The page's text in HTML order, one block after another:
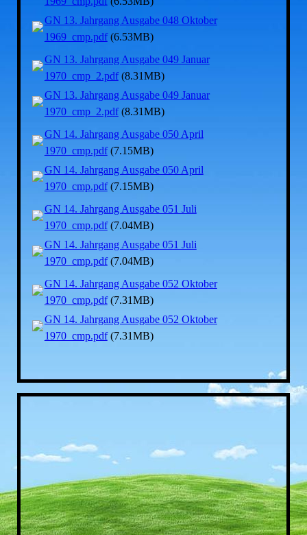
GN 13. Jahrgang Ausgabe 048 Oktober
1969_cmp.pdf(6.53MB)
GN 13. Jahrgang Ausgabe 049 Januar
1970_cmp_2.pdf(8.31MB)
GN 13. Jahrgang Ausgabe 049 Januar
1970_cmp_2.pdf(8.31MB)
GN 14. Jahrgang Ausgabe 050 April
1970_cmp.pdf(7.15MB)
GN 14. Jahrgang Ausgabe 050 April
1970_cmp.pdf(7.15MB)
GN 14. Jahrgang Ausgabe 051 Juli
1970_cmp.pdf(7.04MB)
GN 14. Jahrgang Ausgabe 051 Juli
1970_cmp.pdf(7.04MB)
GN 14. Jahrgang Ausgabe 052 Oktober
1970_cmp.pdf(7.31MB)
GN 14. Jahrgang Ausgabe 052 Oktober
1970_cmp.pdf(7.31MB)